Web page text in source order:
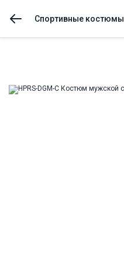
Спортивные костюмы